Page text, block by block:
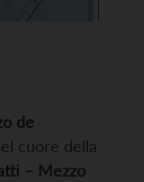
de
cuore della
– Mezzo